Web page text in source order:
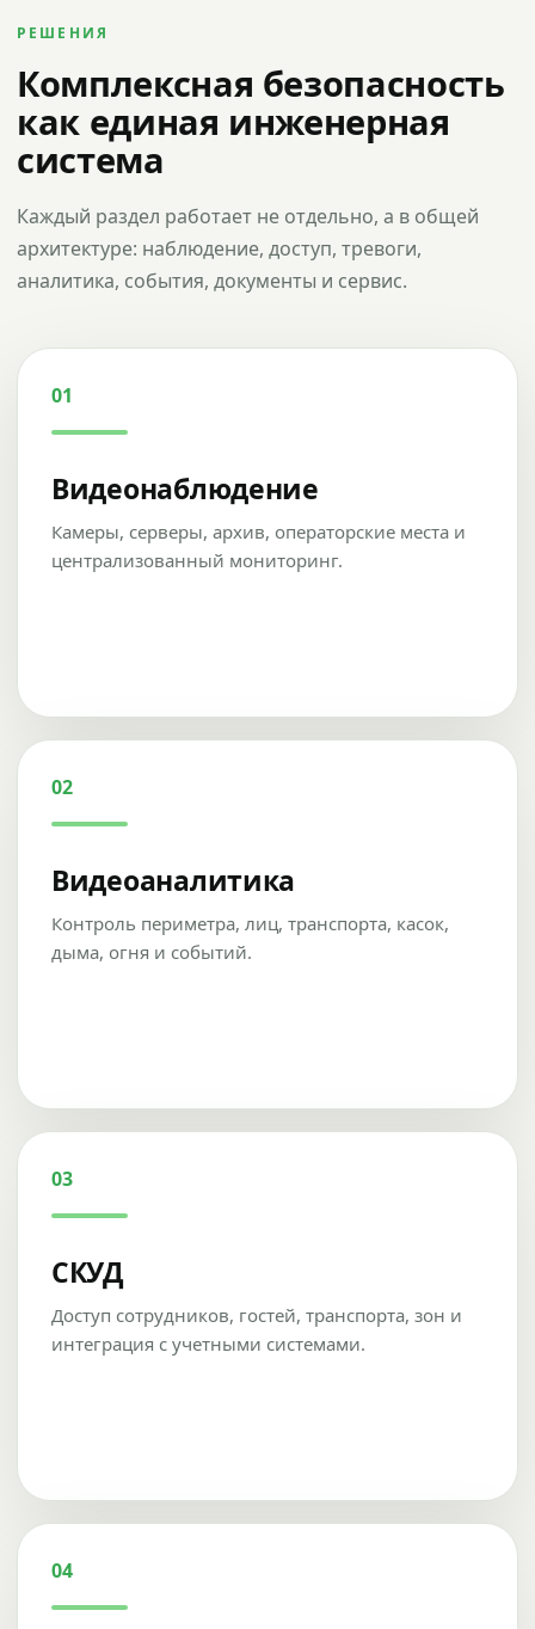
РЕШЕНИЯ
Комплексная безопасность
как единая инженерная
система
Каждый раздел работает не отдельно, а в общей
архитектуре: наблюдение, доступ, тревоги,
аналитика, события, документы и сервис.
01
Видеонаблюдение
Камеры, серверы, архив, операторские места и
централизованный мониторинг.
02
Видеоаналитика
Контроль периметра, лиц, транспорта, касок,
дыма, огня и событий.
03
СКУД
Доступ сотрудников, гостей, транспорта, зон и
интеграция с учетными системами.
04